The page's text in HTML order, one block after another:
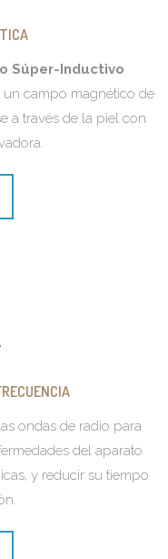
Súper-Inductivo
campo magnético de
a través de la piel con
ondas de radio para
del aparato
y reducir su tiempo